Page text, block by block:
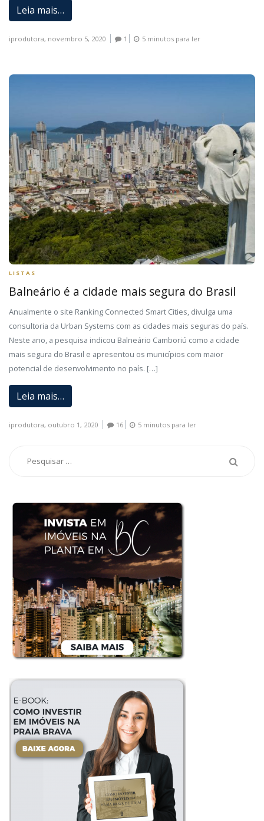
Leia mais…
iprodutora, novembro 5, 2020 1 5 minutos para ler
LISTAS
Balneário é a cidade mais segura do Brasil
Anualmente o site Ranking Connected Smart Cities, divulga uma
consultoria da Urban Systems com as cidades mais seguras do país.
Neste ano, a pesquisa indicou Balneário Camboriú como a cidade
mais segura do Brasil e apresentou os municípios com maior
potencial de desenvolvimento no país. […]
Leia mais…
iprodutora, outubro 1, 2020 16 5 minutos para ler